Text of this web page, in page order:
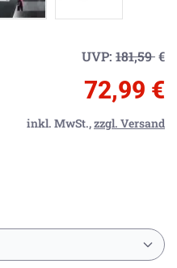
UVP: 181,59€
72,99 €
inkl. MwSt.,zzgl. Versand